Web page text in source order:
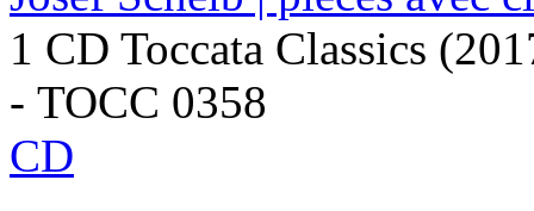
1 CD Toccata Classics
- TOCC 0358
CD